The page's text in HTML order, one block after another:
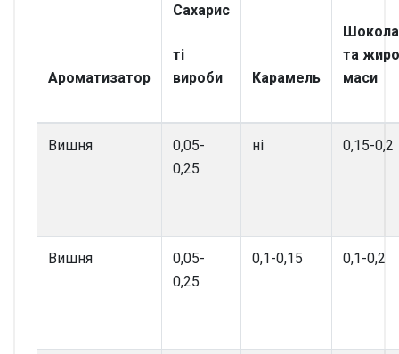
Ароматизатор
Сахарис
ті
вироби
Карамель
та
маси
Вишня
0,05-
0,25
ні 0,15-0,2
Вишня
0,05-
0,25
0,1-0,15 0,1-0,2